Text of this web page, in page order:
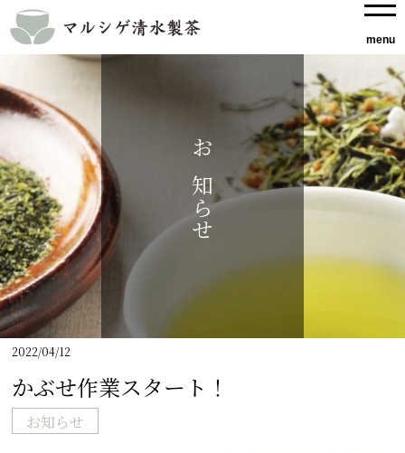
お知らせ
2022/04/12
かぶせ作業スタート！
お知らせ